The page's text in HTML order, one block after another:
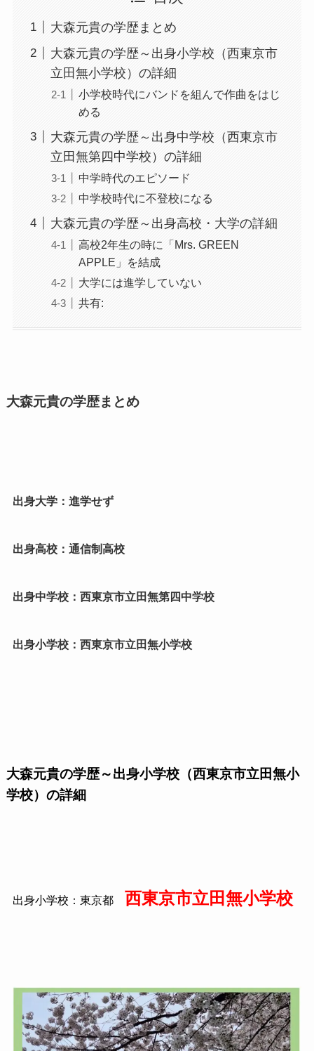
大森元貴の学歴まとめ
大森元貴の学歴～出身小学校（西東京市
立田無小学校）の詳細
小学校時代にバンドを組んで作曲をはじ
める
大森元貴の学歴～出身中学校（西東京市
立田無第四中学校）の詳細
中学時代のエピソード
中学校時代に不登校になる
大森元貴の学歴～出身高校・大学の詳細
高校2年生の時に「Mrs. GREEN
APPLE」を結成
大学には進学していない
共有:
大森元貴の学歴まとめ
出身大学：進学せず
出身高校：通信制高校
出身中学校：西東京市立田無第四中学校
出身小学校：西東京市立田無小学校
大森元貴の学歴～出身小学校（西東京市立田無小
学校）の詳細
出身小学校：東京都 西東京市立田無小学校